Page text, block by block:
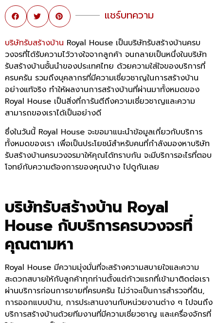
แชร์บทความ
บริษัทรับสร้างบ้าน Royal House เป็นบริษัทรับสร้างบ้านครบ
วงจรที่ได้รับความไว้วางใจจากลูกค้า จนกลายเป็นหนึ่งในบริษัท
รับสร้างบ้านชั้นนำของประเทศไทย ด้วยความใส่ใจของบริการที่
ครบครัน รวมถึงบุคลากรที่มีความเชี่ยวชาญในการสร้างบ้าน
อย่างแท้จริง ทำให้ผลงานการสร้างบ้านที่ผ่านมาทั้งหมดของ
Royal House เป็นสิ่งที่การันตีถึงความเชี่ยวชาญและความ
สามารถของเราได้เป็นอย่างดี
ซึ่งในวันนี้ Royal House จะขอมาแนะนำข้อมูลเกี่ยวกับบริการ
ทั้งหมดของเรา เพื่อเป็นประโยชน์สำหรับคนที่กำลังมองหาบริษัท
รับสร้างบ้านครบวงจรมาให้คุณได้ทราบกัน จะมีบริการอะไรที่ตอบ
โจทย์กับความต้องการของคุณบ้าง ไปดูกันเลย
บริษัทรับสร้างบ้าน Royal
House กับบริการครบวงจรที่
คุณตามหา
Royal House มีความมุ่งมั่นที่จะสร้างความสบายใจและความ
สะดวกสบายให้กับลูกค้าทุกท่านตั้งแต่ก้าวแรกที่เข้ามาติดต่อเรา
ผ่านบริการก่อนการขายที่ครบครัน ไม่ว่าจะเป็นการสำรวจที่ดิน,
การออกแบบบ้าน, การประสานงานกับหน่วยงานต่าง ๆ ไปจนถึง
บริการสร้างบ้านด้วยทีมงานที่มีความเชี่ยวชาญ และเครื่องจักรที่